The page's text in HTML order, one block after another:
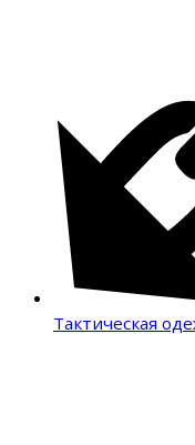
Тактическая